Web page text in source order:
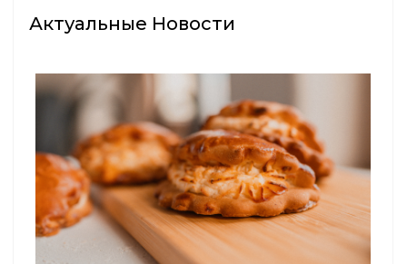
Актуальные Новости